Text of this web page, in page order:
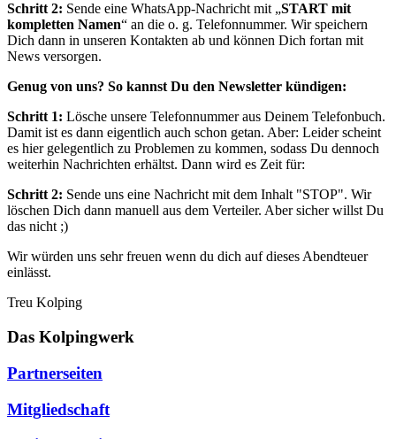
Schritt 2: Sende eine WhatsApp-Nachricht mit „START mit
kompletten Namen“ an die o. g. Telefonnummer. Wir speichern
Dich dann in unseren Kontakten ab und können Dich fortan mit
News versorgen.
Genug von uns? So kannst Du den Newsletter kündigen:
Schritt 1: Lösche unsere Telefonnummer aus Deinem Telefonbuch.
Damit ist es dann eigentlich auch schon getan. Aber: Leider scheint
es hier gelegentlich zu Problemen zu kommen, sodass Du dennoch
weiterhin Nachrichten erhältst. Dann wird es Zeit für:
Schritt 2: Sende uns eine Nachricht mit dem Inhalt "STOP". Wir
löschen Dich dann manuell aus dem Verteiler. Aber sicher willst Du
das nicht ;)
Wir würden uns sehr freuen wenn du dich auf dieses Abendteuer
einlässt.
Treu Kolping
Das Kolpingwerk
Partnerseiten
Mitgliedschaft